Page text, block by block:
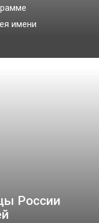
имени
России